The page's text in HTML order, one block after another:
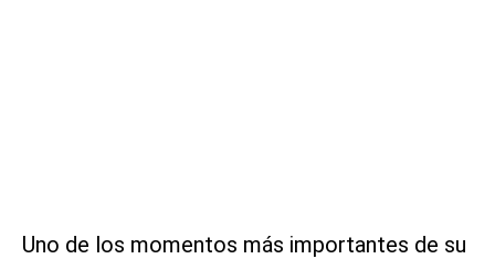
Uno de los momentos más importantes de su